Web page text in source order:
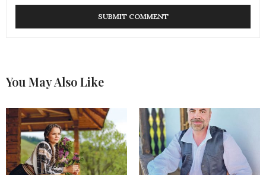
You May Also Like